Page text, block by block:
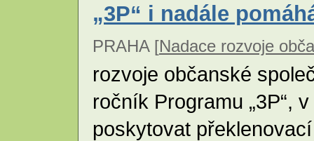
„3P“ i nadále
PRAHA [Nadace rozvoje
rozvoje občanské
ročník Programu „3P“,
poskytovat